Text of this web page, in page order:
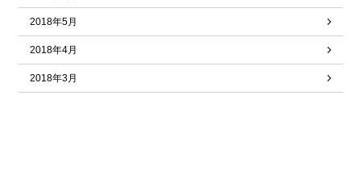
2018年5月
2018年4月
2018年3月